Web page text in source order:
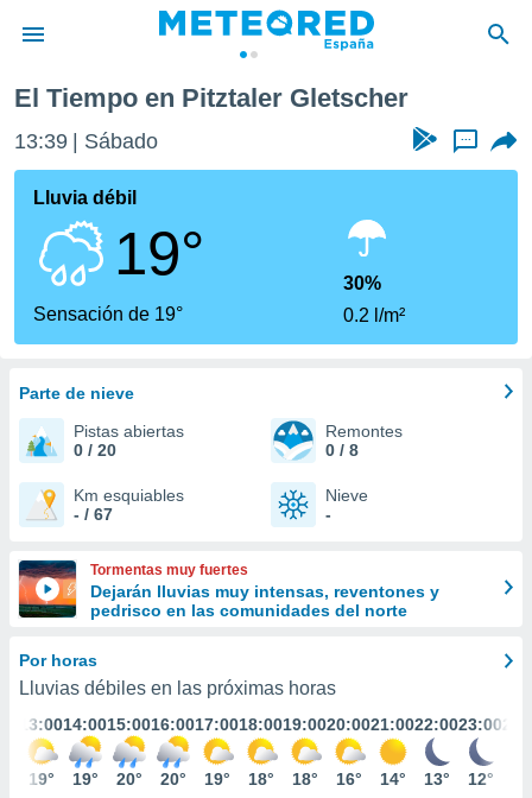
de
por
se
calidad.
a este
las
y
forma
basada
permite
coste.
botón
a la
ACEPTAR
CONTINUAR
CONFIGURACIÓN
El Tiempo en Pitztaler Gletscher
13:39 Sábado ...
Lluvia débil
19°
Sensación de 19°
30%
0.2 l/m²
Parte de nieve
Pistas abiertas
0 / 20
Remontes
0 / 8
Km esquiables
- / 67
Nieve
-
Tormentas muy fuertes
Dejarán lluvias muy intensas, reventones y
pedrisco en las comunidades del norte
Por horas
Lluvias débiles en las próximas horas
13:00
19°
14:00
19°
15:00
20°
16:00
20°
17:00
19°
18:00
18°
19:00
18°
20:00
16°
21:00
14°
22:00
13°
23:00
12°